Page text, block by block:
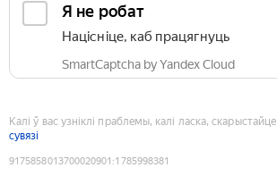
Я не робат
Націсніце, каб працягнуць
SmartCaptcha by Yandex Cloud
Калі ў вас узніклі праблемы, калі ласка, скарыстайце
сувязі
9175858013700020901 :1785998381